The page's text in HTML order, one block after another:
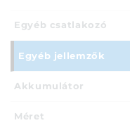
Egyéb csatlakozó
Egyéb jellemzők
Akkumulátor
Méret